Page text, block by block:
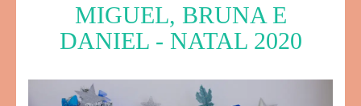
MIGUEL, BRUNA E
DANIEL - NATAL 2020